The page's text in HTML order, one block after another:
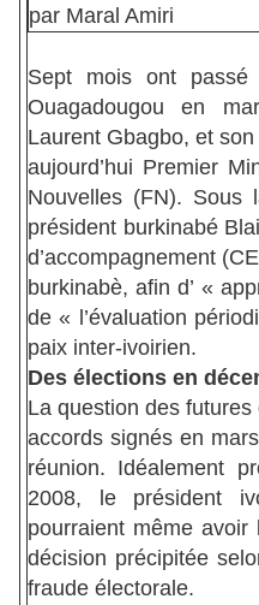
par Maral Amiri
Sept mois ont passé
Ouagadougou en
Laurent Gbagbo, et
aujourd’hui Premier
Nouvelles (FN). Sous
président burkinabé
d’accompagnement
burkinabè, afin d’ «
de « l’évaluation
paix inter-ivoirien.
Des élections en
La question des
accords signés en
réunion. Idéalement
2008, le président
pourraient même
décision précipitée
fraude électorale.